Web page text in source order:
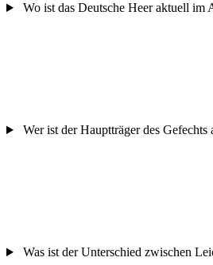
Wo ist das Deutsche Heer aktuell im
Wer ist der Hauptträger des Gefechts
Was ist der Unterschied zwischen